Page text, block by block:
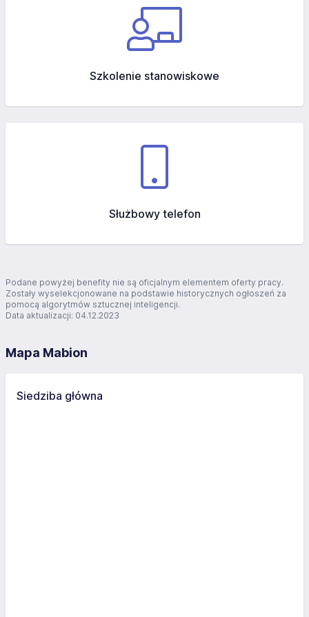
Szkolenie stanowiskowe
Służbowy telefon
Podane powyżej benefity nie są oficjalnym elementem oferty pracy.
Zostały wyselekcjonowane na podstawie historycznych ogłoszeń za
pomocą algorytmów sztucznej inteligencji.
Data aktualizacji: 04.12.2023
Mapa Mabion
Siedziba główna